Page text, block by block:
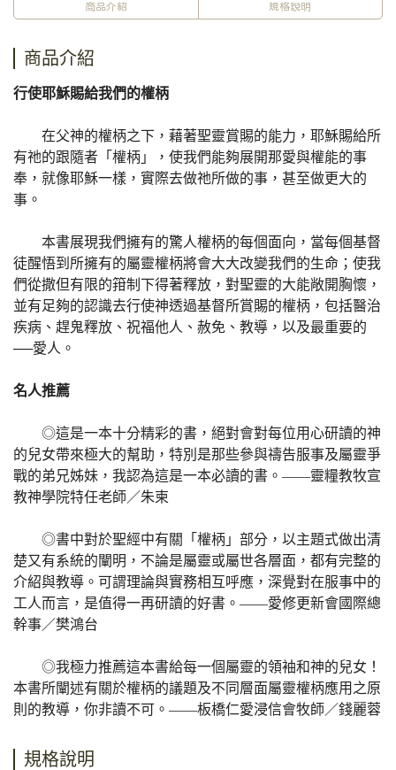
商品介紹 規格說明
商品介紹
行使耶穌賜給我們的權柄
在父神的權柄之下，藉著聖靈賞賜的能力，耶穌賜給所
有祂的跟隨者「權柄」，使我們能夠展開那愛與權能的事
奉，就像耶穌一樣，實際去做祂所做的事，甚至做更大的
事。
本書展現我們擁有的驚人權柄的每個面向，當每個基督
徒醒悟到所擁有的屬靈權柄將會大大改變我們的生命；使我
們從撒但有限的箝制下得著釋放，對聖靈的大能敞開胸懷，
並有足夠的認識去行使神透過基督所賞賜的權柄，包括醫治
疾病、趕鬼釋放、祝福他人、赦免、教導，以及最重要的
──愛人。
名人推薦
◎這是一本十分精彩的書，絕對會對每位用心研讀的神
的兒女帶來極大的幫助，特別是那些參與禱告服事及屬靈爭
戰的弟兄姊妹，我認為這是一本必讀的書。——靈糧教牧宣
教神學院特任老師／朱柬
◎書中對於聖經中有關「權柄」部分，以主題式做出清
楚又有系統的闡明，不論是屬靈或屬世各層面，都有完整的
介紹與教導。可謂理論與實務相互呼應，深覺對在服事中的
工人而言，是值得一再研讀的好書。——愛修更新會國際總
幹事／樊鴻台
◎我極力推薦這本書給每一個屬靈的領袖和神的兒女！
本書所闡述有關於權柄的議題及不同層面屬靈權柄應用之原
則的教導，你非讀不可。——板橋仁愛浸信會牧師／錢麗蓉
規格說明